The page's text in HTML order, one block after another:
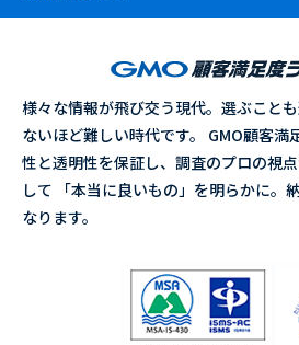
様々な情報が飛び交う現代。選ぶこと
ないほど難しい時代です。 GMO顧客満
性と透明性を保証し、調査のプロの視
して 「本当に良いもの」を明らかに。
なります。